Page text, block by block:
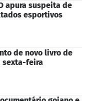
apura suspeita de
esportivos
de novo livro de
sexta-feira